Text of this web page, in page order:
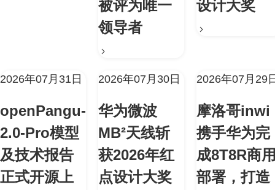
被评为唯一
领导者
设计大奖
2026年07月31日
openPangu-
2.0-Pro模型
及技术报告
正式开源上
2026年07月30日
华为微波
MB²天线斩
获2026年红
点设计大奖
2026年07月29
摩洛哥inwi
携手华为完
成8T8R商
部署，打造